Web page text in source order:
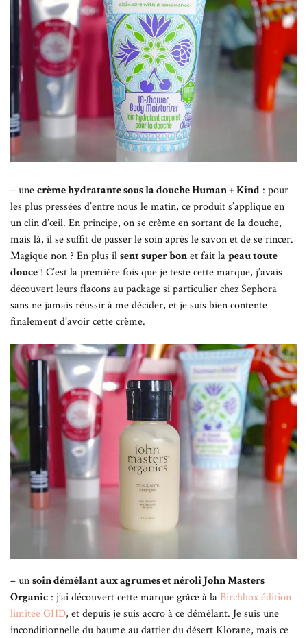
– unecrème hydratante sous la douche Human + Kind : pour
les plus pressées d’entre nous le matin, ce produit s’applique en
un clin d’œil. En principe, on se crème en sortant de la douche,
mais là, il se suffit de passer le soin après le savon et de se rincer.
Magique non ? En plus ilsent super bonet fait lapeau toute
douce ! C’est la première fois que je teste cette marque, j’avais
découvert leurs flacons au package si particulier chez Sephora
sans ne jamais réussir à me décider, et je suis bien contente
finalement d’avoir cette crème.
– unsoin démêlant aux agrumes et néroli John Masters
Organic : j’ai découvert cette marque grâce à la Birchbox édition
limitée GHD, et depuis je suis accro à ce démêlant. Je suis une
inconditionnelle du baume au dattier du désert Klorane, mais ce